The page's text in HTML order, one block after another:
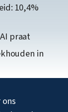
10,4%
praat
in